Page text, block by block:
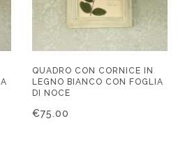
QUADRO CON CORNICE IN
LEGNO BIANCO CON FOGLIA
DI NOCE
€75.00